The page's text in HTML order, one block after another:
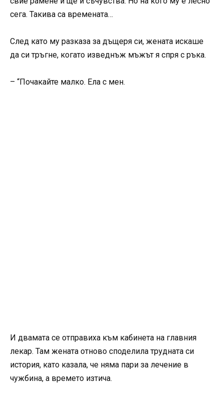
сега. Такива са времената…
След като му разказа за дъщеря си, жената искаше
да си тръгне, когато изведнъж мъжът я спря с ръка.
– “Почакайте малко. Ела с мен.
И двамата се отправиха към кабинета на главния
лекар. Там жената отново споделила трудната си
история, като казала, че няма пари за лечение в
чужбина, а времето изтича.